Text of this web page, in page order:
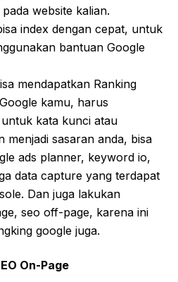
website kalian.
index dengan cepat, untuk
bantuan Google
mendapatkan Ranking
kamu, harus
kata kunci atau
menjadi sasaran anda, bisa
ads planner, keyword io,
data capture yang terdapat
Dan juga lakukan
seo off-page, karena ini
google juga.
On-Page